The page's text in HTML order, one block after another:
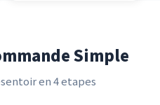
Simple
en 4 etapes